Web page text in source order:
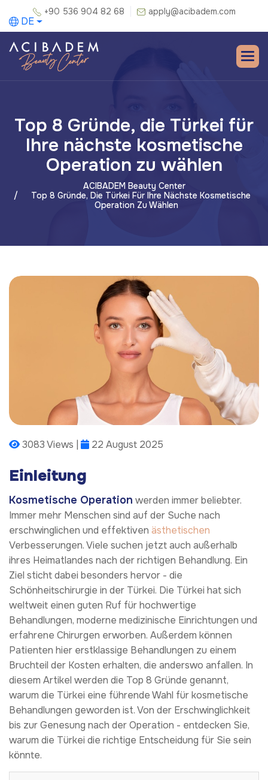
+90 536 904 82 68 apply@acibadem.com
DE
Top 8 Gründe, die Türkei für
Ihre nächste kosmetische
Operation zu wählen
ACIBADEM Beauty Center
Top 8 Gründe, Die Türkei Für Ihre Nächste Kosmetische
Operation Zu Wählen
3083 Views | 22 August 2025
Einleitung
Kosmetische Operation werden immer beliebter.
Immer mehr Menschen sind auf der Suche nach
erschwinglichen und effektiven ästhetischen
Verbesserungen. Viele suchen jetzt auch außerhalb
ihres Heimatlandes nach der richtigen Behandlung. Ein
Ziel sticht dabei besonders hervor - die
Schönheitschirurgie in der Türkei. Die Türkei hat sich
weltweit einen guten Ruf für hochwertige
Behandlungen, moderne medizinische Einrichtungen und
erfahrene Chirurgen erworben. Außerdem können
Patienten hier erstklassige Behandlungen zu einem
Bruchteil der Kosten erhalten, die anderswo anfallen. In
diesem Artikel werden die Top 8 Gründe genannt,
warum die Türkei eine führende Wahl für kosmetische
Behandlungen geworden ist. Von der Erschwinglichkeit
bis zur Genesung nach der Operation - entdecken Sie,
warum die Türkei die richtige Entscheidung für Sie sein
könnte.